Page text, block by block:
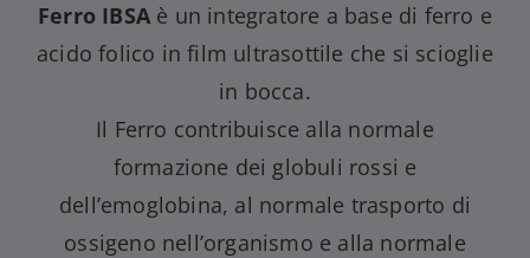
Ferro IBSA è un integratore a base di ferro e
acido folico in film ultrasottile che si scioglie
in bocca.
Il Ferro contribuisce alla normale
formazione dei globuli rossi e
dell’emoglobina, al normale trasporto di
ossigeno nell’organismo e alla normale